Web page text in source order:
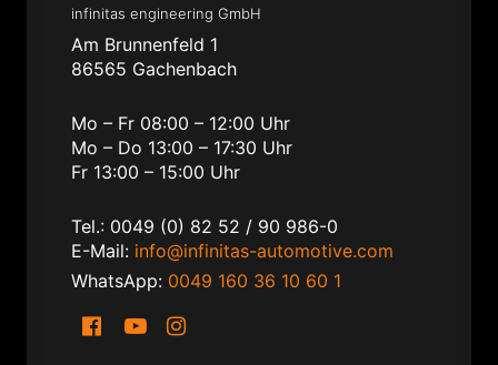
infinitas engineering GmbH
Am Brunnenfeld 1
86565 Gachenbach
Mo – Fr 08:00 – 12:00 Uhr
Mo – Do 13:00 – 17:30 Uhr
Fr 13:00 – 15:00 Uhr
Tel.: 0049 (0) 82 52 / 90 986-0
E-Mail: info@infinitas-automotive.com
WhatsApp: 0049 160 36 10 60 1